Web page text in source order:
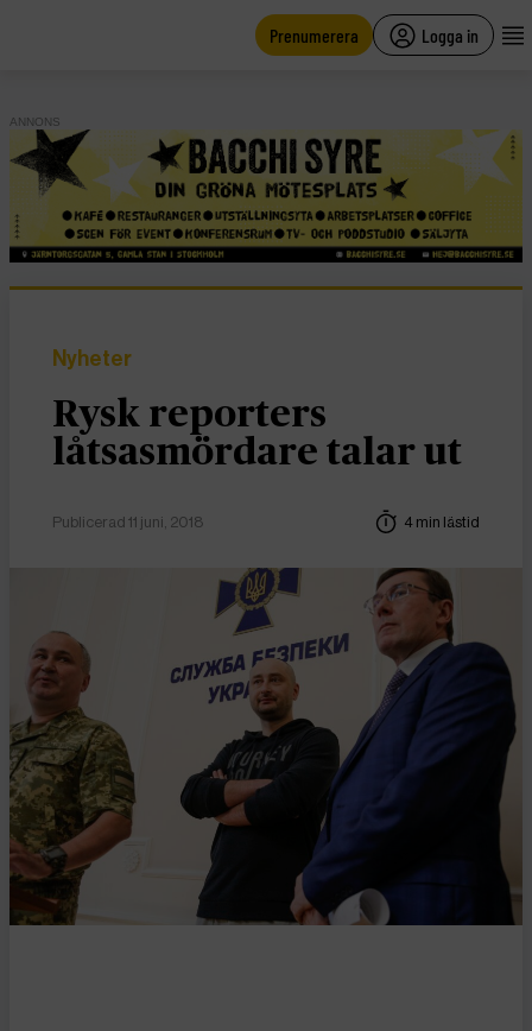
Prenumerera Logga in
ANNONS
Nyheter
Rysk reporters
låtsasmördare talar ut
Publicerad 11 juni, 2018 4 min lästid